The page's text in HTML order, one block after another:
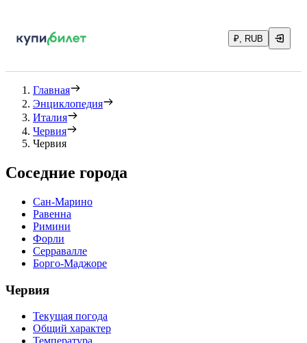
₽, RUB
Главная
Энциклопедия
Италия
Червия
Червия
Соседние города
Сан-Марино
Равенна
Римини
Форли
Серравалле
Борго-Маджоре
Червия
Текущая погода
Общий характер